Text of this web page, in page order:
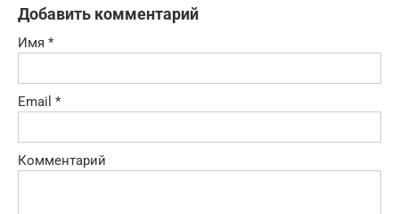
Добавить комментарий
Имя *
Email *
Комментарий